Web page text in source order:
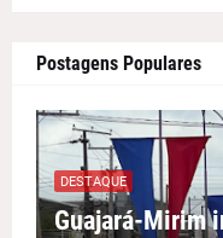
Postagens Populares
DESTAQUE
Guajará-Mirim